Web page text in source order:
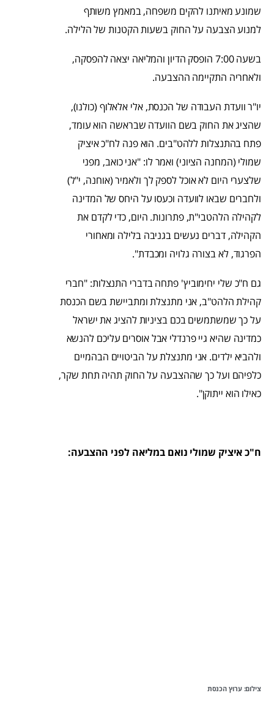
שמונע מאיתנו להקים משפחה, במאמץ משותף
למנוע הצבעה על החוק בשעות הקטנות של הלילה.
בשעה 7:00 הופסק הדיון והמליאה יצאה להפסקה,
ולאחריה התקיימה ההצבעה.
יו"ר וועדת העבודה של הכנסת, אלי אלאלוף (כולנו),
שהציג את החוק בשם הוועדה שבראשה הוא עומד,
פתח בהתנצלות ללהט"בים. הוא פנה לח"כ איציק
שמולי (המחנה הציוני) ואמר לו: "אני כואב, מפני
שלצערי היום לא אוכל לספק לך ולאמיר (אוחנה, י"ל)
ולחברים שבאו לוועדה וכעסו על היחס של המדינה
לקהילה הלהטבי"ת, פתרונות. היום, כדי לקדם את
הקהילה, דברים נעשים בגניבה בלילה ומאחורי
הפרגוד, לא בצורה גלויה ומכבדת".
גם ח"כ שלי יחימוביץ' פתחה בדברי התנצלות: "חברי
קהילת הלהט"ב, אני מתנצלת ומתביישת בשם הכנסת
על כך שמשתמשים בכם בציניות להציג את ישראל
כמדינה שהיא גיי פרנדלי אבל אוסרים עליכם להנשא
ולהביא ילדים. אני מתנצלת על הביטויים הבהמיים
כלפיהם ועל כך שההצבעה על החוק תהיה תחת שקר,
כאילו הוא ייתוקן".
ח"כ איציק שמולי נואם במליאה לפני ההצבעה:
צילום: ערוץ הכנסת